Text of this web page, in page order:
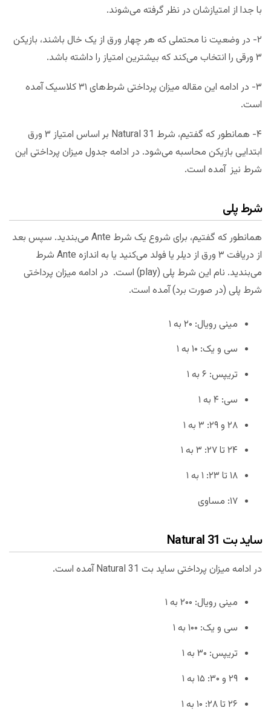
با جدا از امتیازشان در نظر گرفته می‌شوند.
۲- در وضعیت نا محتملی که هر چهار ورق از یک خال باشند، بازیکن
۳ ورقی را انتخاب می‌کند که بیشترین امتیاز را داشته باشد.
۳- در ادامه این مقاله میزان پرداختی شرط‌های ۳۱ کلاسیک آمده
است.
۴- همانطور که گفتیم، شرط Natural 31 بر اساس امتیاز ۳ ورق
ابتدایی بازیکن محاسبه می‌شود. در ادامه جدول میزان پرداختی این
شرط نیز آمده است.
شرط پلی
همانطور که گفتیم، برای شروع یک شرط Ante می‌بندید. سپس بعد
از دریافت ۳ ورق از دیلر یا فولد می‌کنید یا به اندازه Ante شرط
می‌بندید. نام این شرط پلی (play) است. در ادامه میزان پرداختی
شرط پلی (در صورت برد) آمده است.
مینی رویال: ۲۰ به ۱
سی و یک: ۱۰ به ۱
تریپس: ۶ به ۱
سی: ۴ به ۱
۲۸ و ۲۹: ۳ به ۱
۲۴ تا ۲۷: ۳ به ۱
۱۸ تا ۲۳: ۱ به ۱
۱۷: مساوی
ساید بت Natural 31
در ادامه میزان پرداختی ساید بت Natural 31 آمده است.
مینی رویال: ۲۰۰ به ۱
سی و یک: ۱۰۰ به ۱
تریپس: ۳۰ به ۱
۲۹ و ۳۰: ۱۵ به ۱
۲۶ تا ۲۸: ۱۰ به ۱